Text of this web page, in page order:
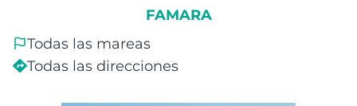
FAMARA
Todas las mareas
Todas las direcciones